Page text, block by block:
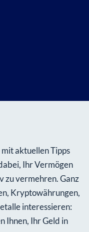
aktuellen Tipps
Ihr Vermögen
zu vermehren. Ganz
Kryptowährungen,
interessieren:
Ihnen, Ihr Geld in